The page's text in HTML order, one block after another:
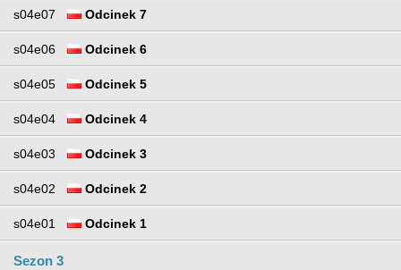
s04e07 Odcinek 7
s04e06 Odcinek 6
s04e05 Odcinek 5
s04e04 Odcinek 4
s04e03 Odcinek 3
s04e02 Odcinek 2
s04e01 Odcinek 1
Sezon 3